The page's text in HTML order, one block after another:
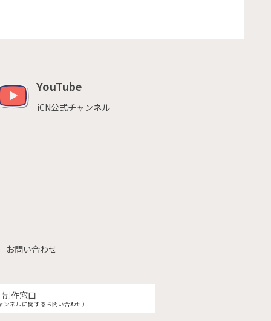
YouTube
iCN公式チャンネル
お問い合わせ
制作窓口
ンネルに関するお問い合わせ）